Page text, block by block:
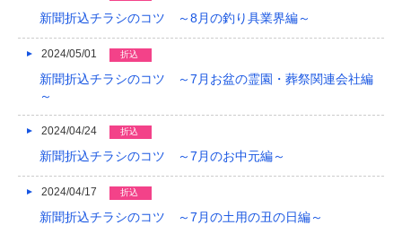
新聞折込チラシのコツ ～8月の釣り具業界編～
2024/05/01 折込
新聞折込チラシのコツ ～7月お盆の霊園・葬祭関連会社編
～
2024/04/24 折込
新聞折込チラシのコツ ～7月のお中元編～
2024/04/17 折込
新聞折込チラシのコツ ～7月の土用の丑の日編～